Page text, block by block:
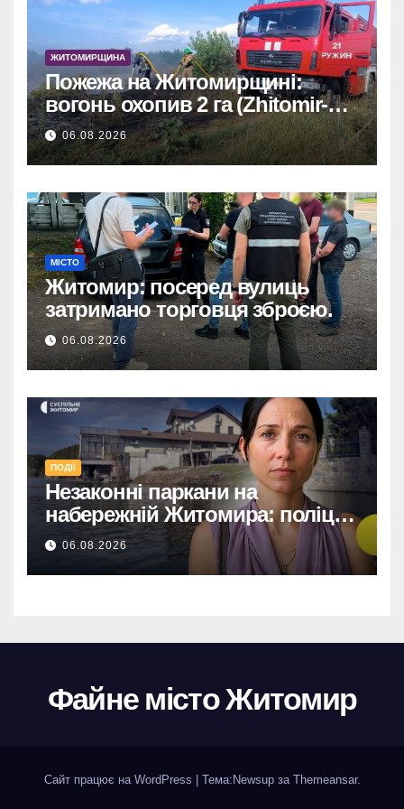
ЖИТОМИРЩИНА
Пожежа на Житомирщині:
вогонь охопив 2 га (Zhitomir-
OnLine)
06.08.2026
МІСТО
Житомир: посеред вулиць
затримано торговця зброєю.
06.08.2026
ПОДІЇ
Незаконні паркани на
набережній Житомира: поліція
перевіряє погрози від
представниць міськради
06.08.2026
Файне місто Житомир
Сайт працює на WordPress Тема: Newsupза Themeansar.